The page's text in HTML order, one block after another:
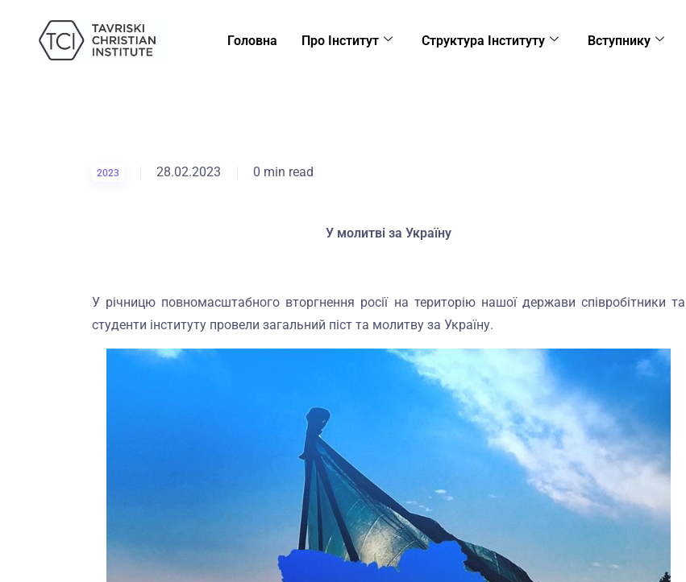
Головна Про Інститут Структура Інституту Вступнику
2023 28.02.2023 0 min read
У молитві за Україну
У річницю повномасштабного вторгнення росії на територію нашої держави співробітники та
студенти інституту провели загальний піст та молитву за Україну.